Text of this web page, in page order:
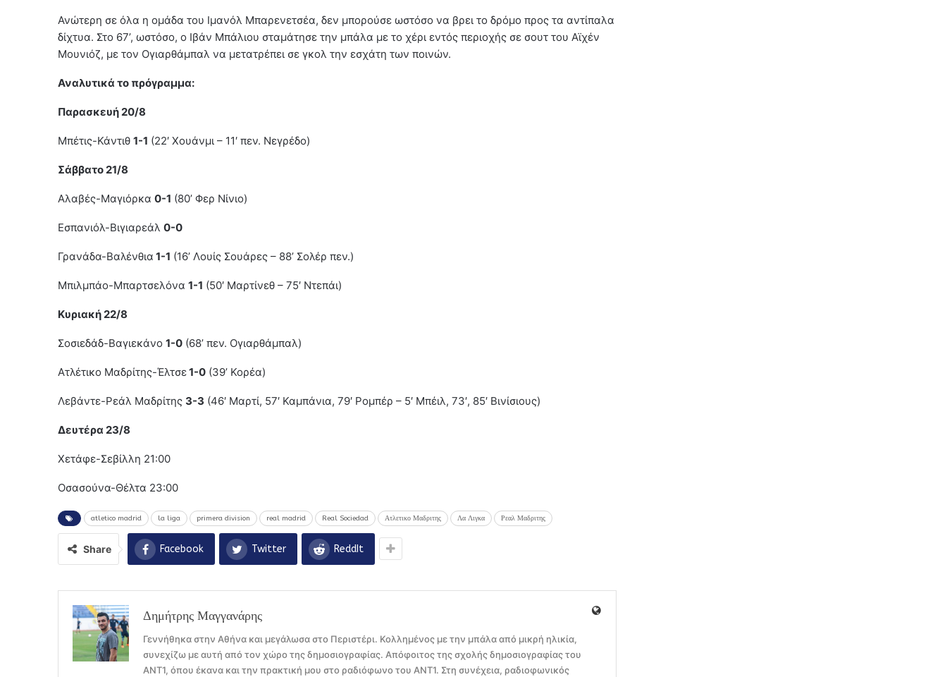
Ανώτερη σε όλα η ομάδα του Ιμανόλ Μπαρενετσέα, δεν μπορούσε ωστόσο να βρει το δρόμο προς τα αντίπαλα
δίχτυα. Στο 67’, ωστόσο, ο Ιβάν Μπάλιου σταμάτησε την μπάλα με το χέρι εντός περιοχής σε σουτ του Αϊχέν
Μουνιόζ, με τον Ογιαρθάμπαλ να μετατρέπει σε γκολ την εσχάτη των ποινών.
Αναλυτικά το πρόγραμμα:
Παρασκευή 20/8
Μπέτις-Κάντιθ 1-1 (22′ Χουάνμι – 11′ πεν. Νεγρέδο)
Σάββατο 21/8
Αλαβές-Μαγιόρκα 0-1 (80’ Φερ Νίνιο)
Εσπανιόλ-Βιγιαρεάλ 0-0
Γρανάδα-Βαλένθια 1-1 (16’ Λουίς Σουάρες – 88’ Σολέρ πεν.)
Μπιλμπάο-Μπαρτσελόνα 1-1 (50′ Μαρτίνεθ – 75′ Ντεπάι)
Κυριακή 22/8
Σοσιεδάδ-Βαγιεκάνο 1-0 (68’ πεν. Ογιαρθάμπαλ)
Ατλέτικο Μαδρίτης-Έλτσε1-0 (39’ Κορέα)
Λεβάντε-Ρεάλ Μαδρίτης 3-3 (46′ Μαρτί, 57′ Καμπάνια, 79′ Ρομπέρ – 5′ Μπέιλ, 73′, 85′ Βινίσιους)
Δευτέρα 23/8
Χετάφε-Σεβίλλη 21:00
Οσασούνα-Θέλτα 23:00
atletico madrid la liga primera division real madrid Real Sociedad Ατλετικο Μαδριτης Λα Λιγκα Ρεαλ Μαδριτης
Share Facebook Twitter ReddIt
Δημήτρης Μαγγανάρης
Γεννήθηκα στην Αθήνα και μεγάλωσα στο Περιστέρι. Κολλημένος με την μπάλα από μικρή ηλικία,
συνεχίζω με αυτή από τον χώρο της δημοσιογραφίας. Απόφοιτος της σχολής δημοσιογραφίας του
ΑΝΤ1, όπου έκανα και την πρακτική μου στο ραδιόφωνο του ΑΝΤ1. Στη συνέχεια, ραδιοφωνικός